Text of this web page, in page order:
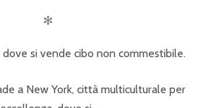
✻
si vende cibo non commestibile.
a New York, città multiculturale per